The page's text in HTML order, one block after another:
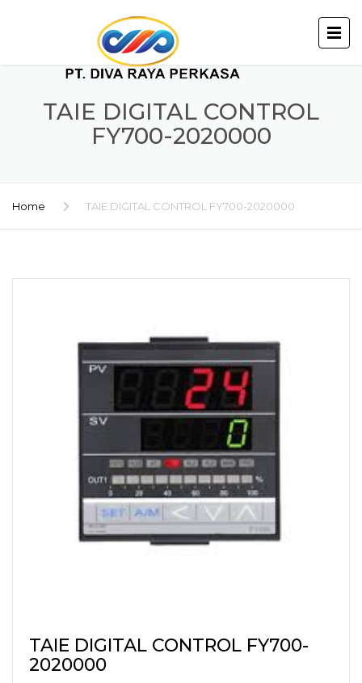
TAIE DIGITAL CONTROL
FY700-2020000
Home TAIE DIGITAL CONTROL FY700-2020000
TAIE DIGITAL CONTROL FY700-
2020000